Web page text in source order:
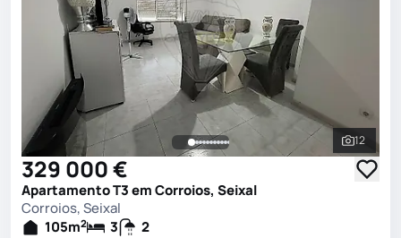
Ver
12
329 000 €
Apartamento T3 em Corroios, Seixal
Corroios, Seixal
105m2 3 2